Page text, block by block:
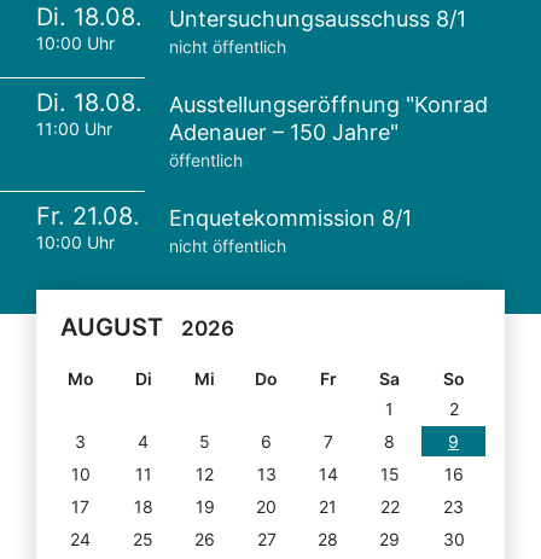
Di. 18.08.
10:00 Uhr
Untersuchungsausschuss 8/1
nicht öffentlich
Di. 18.08.
11:00 Uhr
Ausstellungseröffnung "Konrad
Adenauer – 150 Jahre"
öffentlich
Fr. 21.08.
10:00 Uhr
Enquetekommission 8/1
nicht öffentlich
AUGUST 2026
Mo Di Mi Do Fr Sa
So
1
2
3
4 5 6 7 8
9
10
11 12 13 14 15
16
17
18 19 20 21 22
23
24
25 26 27 28 29
30